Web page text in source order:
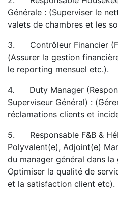
Générale : (Superviser le
valets de chambres et les
3. Contrôleur Financier
(Assurer la gestion
le reporting mensuel etc.).
4. Duty Manager
Superviseur Général) :
réclamations clients et
5. Responsable F&B &
Polyvalent(e), Adjoint(e)
du manager général dans
Optimiser la qualité de
et la satisfaction client etc).